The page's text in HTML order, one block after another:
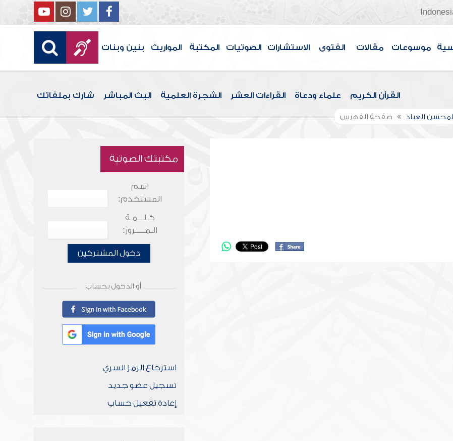
موسوعات مقالات الفتوى الاستشارات الصوتيات المكتبة المواريث بنين وبنات
القرآن الكريم علماء ودعاة القراءات العشر الشجرة العلمية البث المباشر شارك بملفاتك
العباد صفحة الفهرس
مكتبتك الصوتية
اسم
المستخدم:
كـلـــمـة
الـمـــــرور:
دخول المشتركين
أو الدخول بحساب
استرجاع الرمز السري
تسجيل عضو جديد
إعادة تفعيل حساب